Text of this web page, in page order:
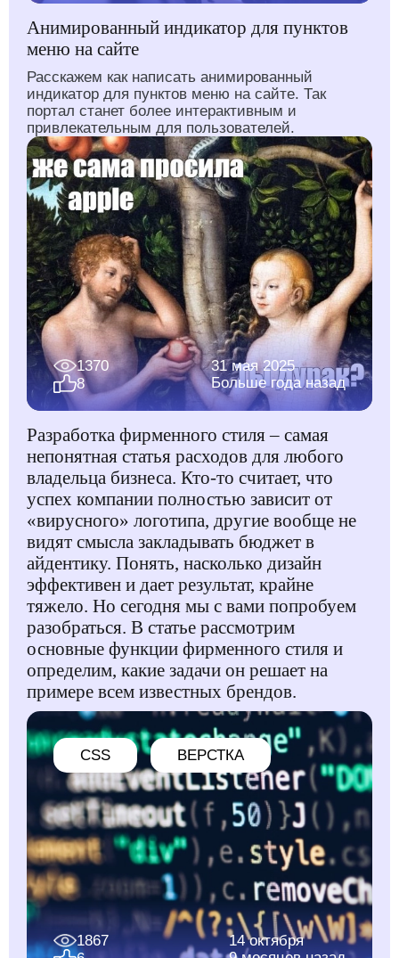
Анимированный индикатор для пунктов
меню на сайте
Расскажем как написать анимированный
индикатор для пунктов меню на сайте. Так
портал станет более интерактивным и
привлекательным для пользователей.
1370
8
31 мая 2025
Больше года назад
Разработка фирменного стиля – самая
непонятная статья расходов для любого
владельца бизнеса. Кто-то считает, что
успех компании полностью зависит от
«вирусного» логотипа, другие вообще не
видят смысла закладывать бюджет в
айдентику. Понять, насколько дизайн
эффективен и дает результат, крайне
тяжело. Но сегодня мы с вами попробуем
разобраться. В статье рассмотрим
основные функции фирменного стиля и
определим, какие задачи он решает на
примере всем известных брендов.
CSS ВЕРСТКА
1867
14 октября